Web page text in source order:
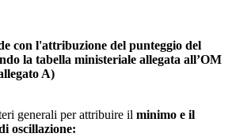
con l'attribuzione del punteggio del
la tabella ministeriale allegata all’OM
A)
generali per attribuire il minimo e il
oscillazione: